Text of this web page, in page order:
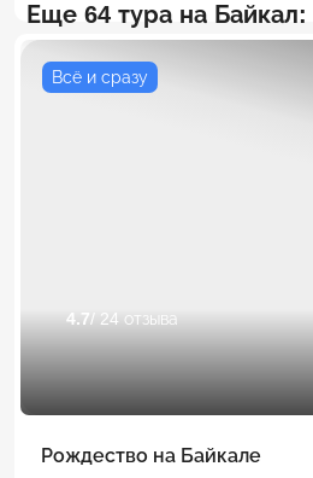
Еще 64 тура на Байкал:
Всё и сразу
4.7/ 24 отзыва
Рождество на Байкале